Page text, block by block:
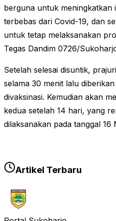
berguna untuk meningkatkan
terbebas dari Covid-19, dan
untuk tetap melaksanakan
Tegas Dandim 0726/
Setelah selesai disuntik,
selama 30 menit lalu
divaksinasi. Kemudian akan
kedua setelah 14 hari, yang
dilaksanakan pada tanggal 16
Artikel Terbaru